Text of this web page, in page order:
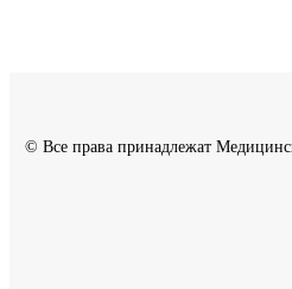
© Все права принадлежат